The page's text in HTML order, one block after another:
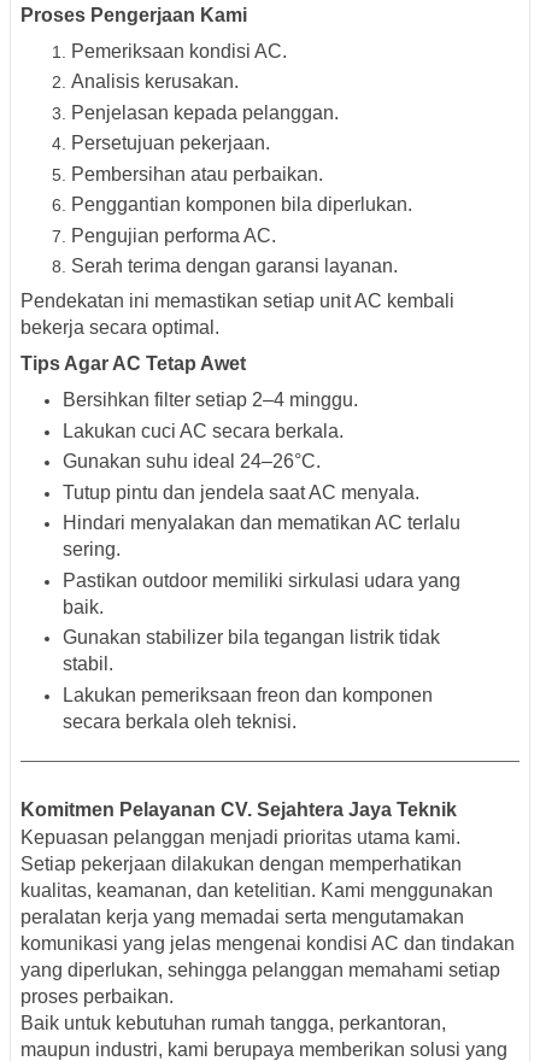
Proses Pengerjaan Kami
Pemeriksaan kondisi AC.
Analisis kerusakan.
Penjelasan kepada pelanggan.
Persetujuan pekerjaan.
Pembersihan atau perbaikan.
Penggantian komponen bila diperlukan.
Pengujian performa AC.
Serah terima dengan garansi layanan.
Pendekatan ini memastikan setiap unit AC kembali
bekerja secara optimal.
Tips Agar AC Tetap Awet
Bersihkan filter setiap 2–4 minggu.
Lakukan cuci AC secara berkala.
Gunakan suhu ideal 24–26°C.
Tutup pintu dan jendela saat AC menyala.
Hindari menyalakan dan mematikan AC terlalu
sering.
Pastikan outdoor memiliki sirkulasi udara yang
baik.
Gunakan stabilizer bila tegangan listrik tidak
stabil.
Lakukan pemeriksaan freon dan komponen
secara berkala oleh teknisi.
Komitmen Pelayanan CV. Sejahtera Jaya Teknik
Kepuasan pelanggan menjadi prioritas utama kami.
Setiap pekerjaan dilakukan dengan memperhatikan
kualitas, keamanan, dan ketelitian. Kami menggunakan
peralatan kerja yang memadai serta mengutamakan
komunikasi yang jelas mengenai kondisi AC dan tindakan
yang diperlukan, sehingga pelanggan memahami setiap
proses perbaikan.
Baik untuk kebutuhan rumah tangga, perkantoran,
maupun industri, kami berupaya memberikan solusi yang